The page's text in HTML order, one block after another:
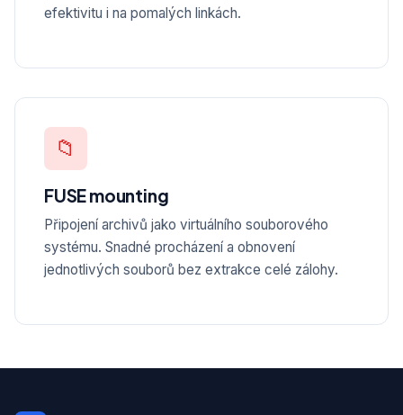
efektivitu i na pomalých linkách.
📁
FUSE mounting
Připojení archivů jako virtuálního souborového
systému. Snadné procházení a obnovení
jednotlivých souborů bez extrakce celé zálohy.